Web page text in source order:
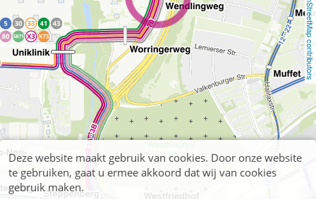
OpenStreetMap contributors
Deze website maakt gebruik van cookies. Door onze website
te gebruiken, gaat u ermee akkoord dat wij van cookies
gebruik maken.